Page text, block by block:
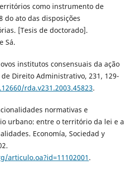
como instrumento de
do ato das disposições
[Tesis de doctorado].
Sá.
institutos consensuais da ação
Direito Administrativo, 231, 129-
rda.v231.2003.45823.
normativas e
urbano: entre o território da lei e a
Economía, Sociedad y
articulo.oa?id=11102001 .